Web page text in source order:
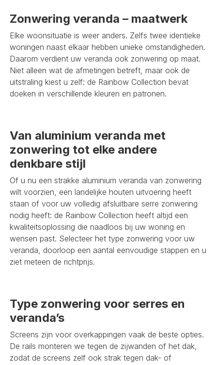
Zonwering veranda – maatwerk
Elke woonsituatie is weer anders. Zelfs twee identieke
woningen naast elkaar hebben unieke omstandigheden.
Daarom verdient uw veranda ook zonwering op maat.
Niet alleen wat de afmetingen betreft, maar ook de
uitstraling kiest u zelf: de Rainbow Collection bevat
doeken in verschillende kleuren en patronen.
Van aluminium veranda met
zonwering tot elke andere
denkbare stijl
Of u nu een strakke aluminium veranda van zonwering
wilt voorzien, een landelijke houten uitvoering heeft
staan of voor uw volledig afsluitbare serre zonwering
nodig heeft: de Rainbow Collection heeft altijd een
kwaliteitsoplossing die naadloos bij uw woning en
wensen past. Selecteer het type zonwering voor uw
veranda, doorloop een aantal eenvoudige stappen en u
ziet meteen de richtprijs.
Type zonwering voor serres en
veranda’s
Screens zijn voor overkappingen vaak de beste opties.
De rails monteren we tegen de zijwanden of het dak,
zodat de screens zelf ook strak tegen dak- of